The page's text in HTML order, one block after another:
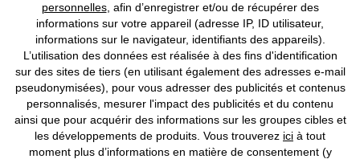
Prix indiqués TVA comprise avec en susfrais de port & de service
CGV Données personnelles Paramètres des cookies
Mentions légales Résilier le contrat
©2026 bonprix.Tous droits réservés.
personnelles, afin d’enregistrer et/ou de récupérer des
informations sur votre appareil (adresse IP, ID utilisateur,
informations sur le navigateur, identifiants des appareils).
L’utilisation des données est réalisée à des fins d'identification
sur des sites de tiers (en utilisant également des adresses e-mail
pseudonymisées), pour vous adresser des publicités et contenus
personnalisés, mesurer l'impact des publicités et du contenu
ainsi que pour acquérir des informations sur les groupes cibles et
les développements de produits. Vous trouverez ici à tout
moment plus d’informations en matière de consentement (y